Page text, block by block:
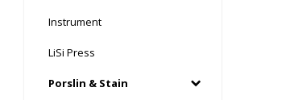
Instrument
LiSi Press
Porslin & Stain